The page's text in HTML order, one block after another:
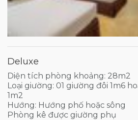
Deluxe
Diện tích phòng khoảng: 28m2
Loại giường: 01 giường đôi 1m6
1m2
Hướng: Hướng phố hoặc sông
Phòng kê được giường phụ